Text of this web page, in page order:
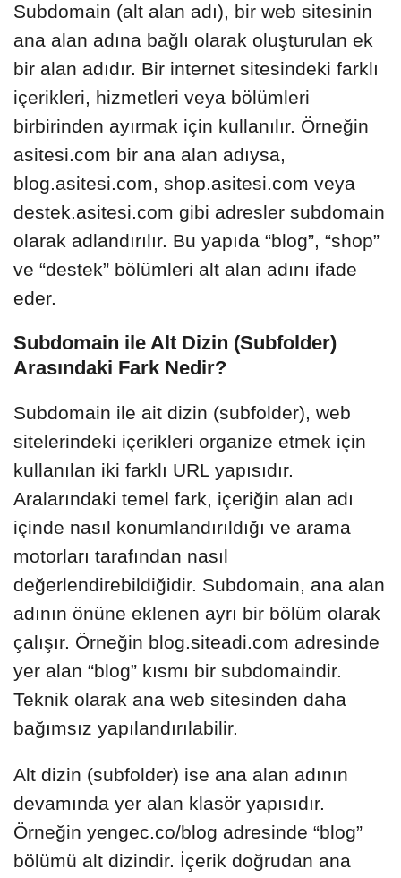
Subdomain (alt alan adı), bir web sitesinin
ana alan adına bağlı olarak oluşturulan ek
bir alan adıdır. Bir internet sitesindeki farklı
içerikleri, hizmetleri veya bölümleri
birbirinden ayırmak için kullanılır. Örneğin
asitesi.com bir ana alan adıysa,
blog.asitesi.com, shop.asitesi.com veya
destek.asitesi.com gibi adresler subdomain
olarak adlandırılır. Bu yapıda “blog”, “shop”
ve “destek” bölümleri alt alan adını ifade
eder.
Subdomain ile Alt Dizin (Subfolder)
Arasındaki Fark Nedir?
Subdomain ile ait dizin (subfolder), web
sitelerindeki içerikleri organize etmek için
kullanılan iki farklı URL yapısıdır.
Aralarındaki temel fark, içeriğin alan adı
içinde nasıl konumlandırıldığı ve arama
motorları tarafından nasıl
değerlendirebildiğidir. Subdomain, ana alan
adının önüne eklenen ayrı bir bölüm olarak
çalışır. Örneğin blog.siteadi.com adresinde
yer alan “blog” kısmı bir subdomaindir.
Teknik olarak ana web sitesinden daha
bağımsız yapılandırılabilir.
Alt dizin (subfolder) ise ana alan adının
devamında yer alan klasör yapısıdır.
Örneğin yengec.co/blog adresinde “blog”
bölümü alt dizindir. İçerik doğrudan ana